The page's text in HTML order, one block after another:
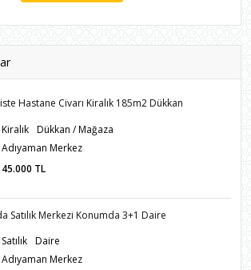
Hastane Civarı Kiralık 185m2 Dükkan
Kiralık Dükkan / Mağaza
Adıyaman Merkez
45.000 TL
Satılık Merkezi Konumda 3+1 Daire
Satılık Daire
Adıyaman Merkez